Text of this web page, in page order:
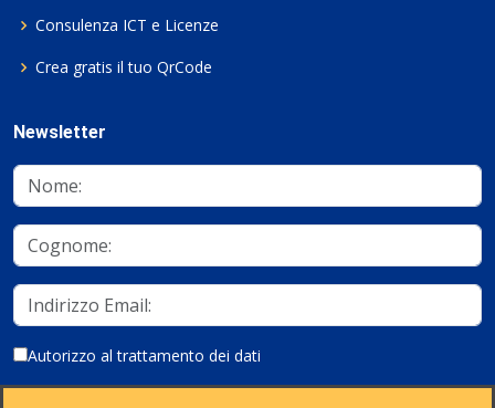
Consulenza ICT e Licenze
Crea gratis il tuo QrCode
Newsletter
Autorizzo al trattamento dei dati